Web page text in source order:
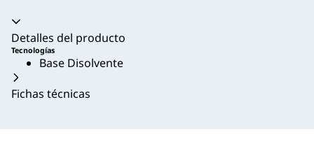
Acordeón colapsado
Detalles del producto
Tecnologías
Base Disolvente
Fichas técnicas